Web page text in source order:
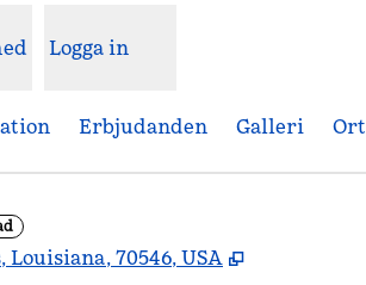
Logga in
Erbjudanden Galleri Ort
70546, USA ,